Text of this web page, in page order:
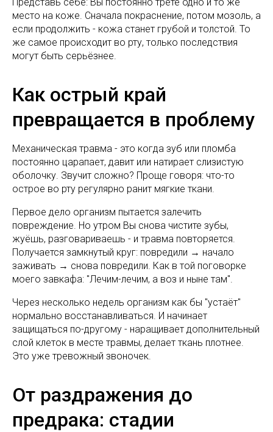
место на коже. Сначала покраснение, потом мозоль, а
если продолжить - кожа станет грубой и толстой. То
же самое происходит во рту, только последствия
могут быть серьёзнее.
Как острый край
превращается в проблему
Механическая травма - это когда зуб или пломба
постоянно царапает, давит или натирает слизистую
оболочку. Звучит сложно? Проще говоря: что-то
острое во рту регулярно ранит мягкие ткани.
Первое дело организм пытается залечить
повреждение. Но утром Вы снова чистите зубы,
жуёшь, разговариваешь - и травма повторяется.
Получается замкнутый круг: повредили → начало
заживать → снова повредили. Как в той поговорке
моего завкафа: "Лечим-лечим, а воз и ныне там".
Через несколько недель организм как бы "устаёт"
нормально восстанавливаться. И начинает
защищаться по-другому - наращивает дополнительный
слой клеток в месте травмы, делает ткань плотнее.
Это уже тревожный звоночек.
От раздражения до
предрака: стадии